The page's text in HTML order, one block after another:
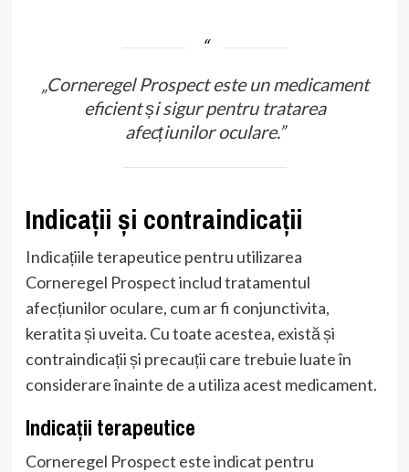
„Corneregel Prospect este un medicament
eficient și sigur pentru tratarea
afecțiunilor oculare.”
Indicații și contraindicații
Indicațiile terapeutice pentru utilizarea
Corneregel Prospect includ tratamentul
afecțiunilor oculare, cum ar fi conjunctivita,
keratita și uveita. Cu toate acestea, există și
contraindicații și precauții care trebuie luate în
considerare înainte de a utiliza acest medicament.
Indicații terapeutice
Corneregel Prospect este indicat pentru